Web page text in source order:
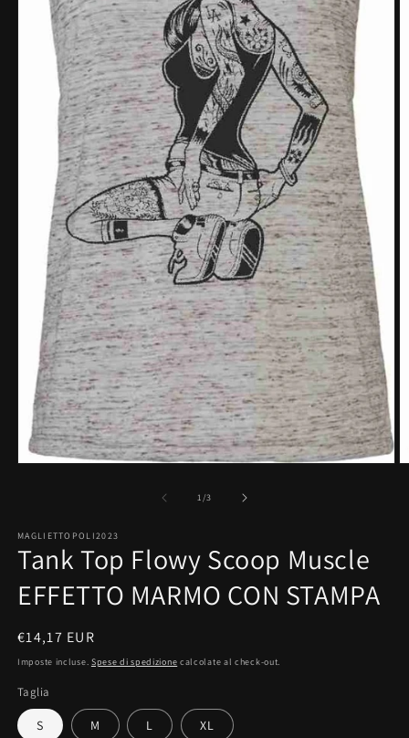
finestra
modale
1/su
3
MAGLIETTOPOLI2023
Tank Top Flowy Scoop Muscle
EFFETTO MARMO CON STAMPA
Prezzo
di
€14,17 EUR
Imposte incluse. Spese di spedizione calcolate al check-out.
Taglia
S M L XL